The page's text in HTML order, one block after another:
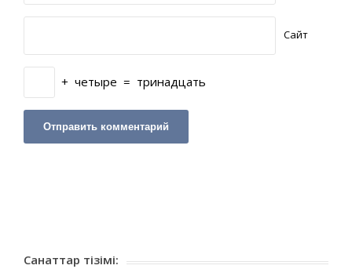
Сайт
+ четыре = тринадцать
Санаттар тізімі: